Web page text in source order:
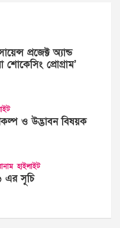
প্রজেক্ট অ্যান্ড
প্রোগ্রাম’
ও উদ্ভাবন বিষয়ক
হাইলাইট
এর সূচি